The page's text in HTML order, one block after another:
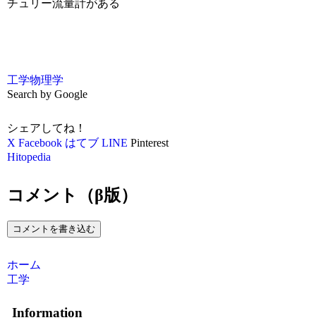
チュリー流量計がある
工学物理学
Search by Google
シェアしてね！
X Facebook はてブ LINE Pinterest
Hitopedia
コメント（β版）
コメントを書き込む
ホーム
工学
Information